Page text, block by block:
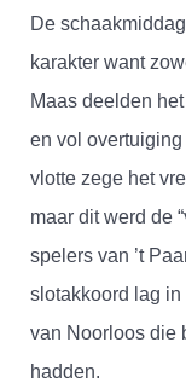
De
karakter want
Maas deelden
en vol
vlotte zege het
maar dit werd de
spelers van ’t
slotakkoord lag in
van Noorloos die
hadden.